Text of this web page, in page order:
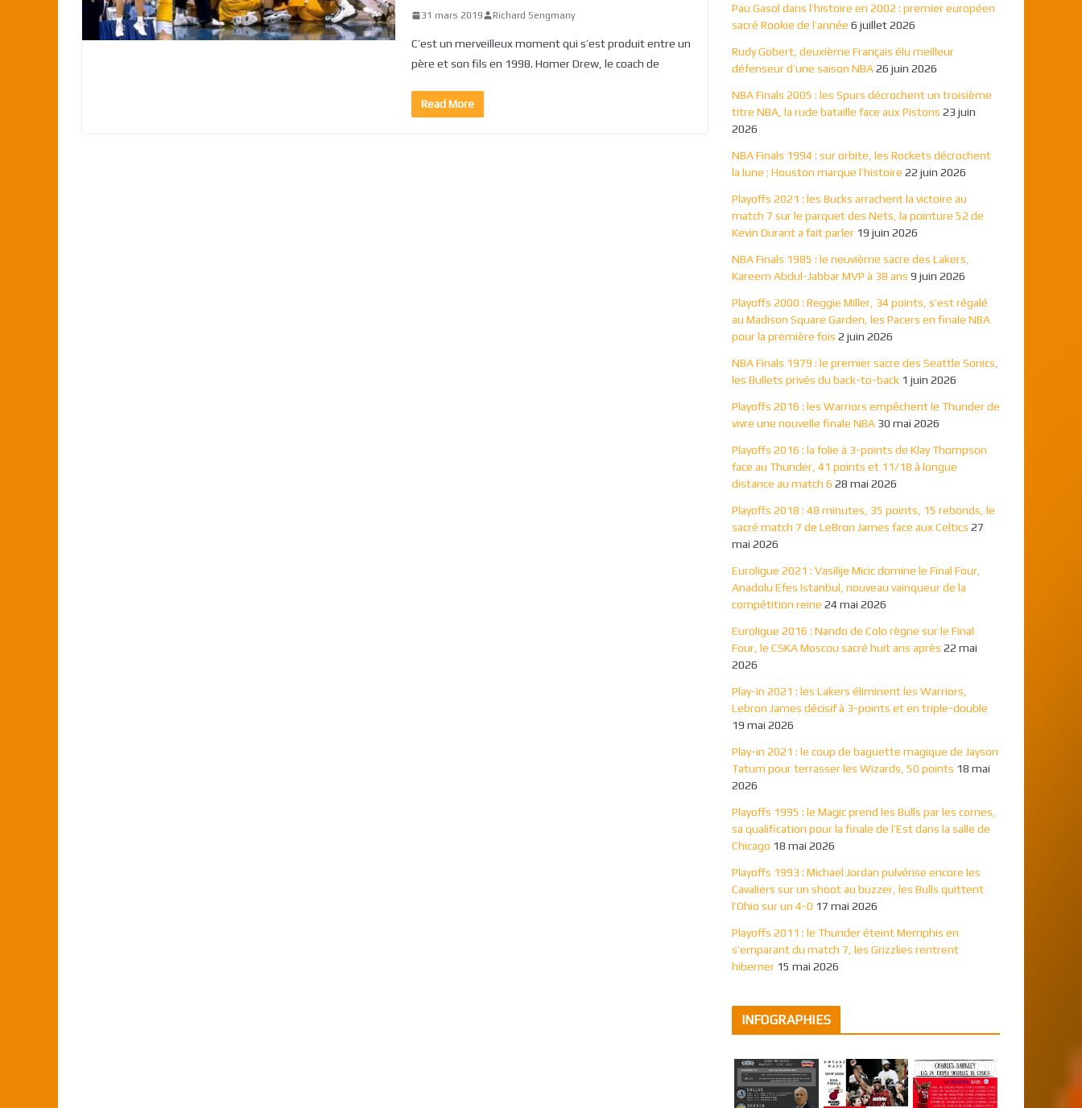
31 mars 2019 Richard Sengmany
C’est un merveilleux moment qui s’est produit entre un
père et son fils en 1998. Homer Drew, le coach de
Read More
Pau Gasol dans l’histoire en 2002 : premier européen
sacré Rookie de l’année 6 juillet 2026
Rudy Gobert, deuxième Français élu meilleur
défenseur d’une saison NBA26 juin 2026
NBA Finals 2005 : les Spurs décrochent un troisième
titre NBA, la rude bataille face aux Pistons 23 juin
2026
NBA Finals 1994 : sur orbite, les Rockets décrochent
la lune ; Houston marque l’histoire 22 juin 2026
Playoffs 2021 : les Bucks arrachent la victoire au
match 7 sur le parquet des Nets, la pointure 52 de
Kevin Durant a fait parler 19 juin 2026
NBA Finals 1985 : le neuvième sacre des Lakers,
Kareem Abdul-Jabbar MVP à 38 ans 9 juin 2026
Playoffs 2000 : Reggie Miller, 34 points, s’est régalé
au Madison Square Garden, les Pacers en finale NBA
pour la première fois 2 juin 2026
NBA Finals 1979 : le premier sacre des Seattle Sonics,
les Bullets privés du back-to-back 1 juin 2026
Playoffs 2016 : les Warriors empêchent le Thunder de
vivre une nouvelle finale NBA 30 mai 2026
Playoffs 2016 : la folie à 3-points de Klay Thompson
face au Thunder, 41 points et 11/18 à longue
distance au match 6 28 mai 2026
Playoffs 2018 : 48 minutes, 35 points, 15 rebonds, le
sacré match 7 de LeBron James face aux Celtics 27
mai 2026
Euroligue 2021 : Vasilije Micic domine le Final Four,
Anadolu Efes Istanbul, nouveau vainqueur de la
compétition reine 24 mai 2026
Euroligue 2016 : Nando de Colo règne sur le Final
Four, le CSKA Moscou sacré huit ans après 22 mai
2026
Play-in 2021 : les Lakers éliminent les Warriors,
Lebron James décisif à 3-points et en triple-double
19 mai 2026
Play-in 2021 : le coup de baguette magique de Jayson
Tatum pour terrasser les Wizards, 50 points 18 mai
2026
Playoffs 1995 : le Magic prend les Bulls par les cornes,
sa qualification pour la finale de l’Est dans la salle de
Chicago 18 mai 2026
Playoffs 1993 : Michael Jordan pulvérise encore les
Cavaliers sur un shoot au buzzer, les Bulls quittent
l’Ohio sur un 4-0 17 mai 2026
Playoffs 2011 : le Thunder éteint Memphis en
s’emparant du match 7, les Grizzlies rentrent
hiberner 15 mai 2026
INFOGRAPHIES